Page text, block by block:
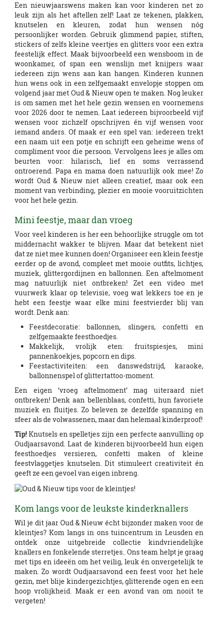
Een nieuwjaarswens maken kan voor kinderen net zo
leuk zijn als het aftellen zelf! Laat ze tekenen, plakken,
knutselen en kleuren, zodat hun wensen nóg
persoonlijker worden. Gebruik glimmend papier, stiften,
stickers of zelfs kleine veertjes en glitters voor een extra
feestelijk effect. Maak bijvoorbeeld een wensboom in de
woonkamer, of span een wenslijn met knijpers waar
iedereen zijn wens aan kan hangen. Kinderen kunnen
hun wens ook in een zelfgemaakt envelopje stoppen om
volgend jaar met Oud & Nieuw open te maken. Nog leuker
is om samen met het hele gezin wensen en voornemens
voor 2026 door te nemen. Laat iedereen bijvoorbeeld vijf
wensen voor zichzelf opschrijven én vijf wensen voor
iemand anders. Of maak er een spel van: iedereen trekt
een naam uit een potje en schrijft een geheime wens of
compliment voor die persoon. Vervolgens lees je alles om
beurten voor: hilarisch, lief en soms verrassend
ontroerend. Papa en mama doen natuurlijk ook mee! Zo
wordt Oud & Nieuw niet alleen creatief, maar ook een
moment van verbinding, plezier en mooie vooruitzichten
voor het hele gezin.
Mini feestje, maar dan vroeg
Voor veel kinderen is her een behoorlijke struggle om tot
middernacht wakker te blijven. Maar dat betekent niet
dat ze niet mee kunnen doen! Organiseer een klein feestje
eerder op de avond, compleet met mooie outfits, lichtjes,
muziek, glittergordijnen en ballonnen. Een aftelmoment
mag natuurlijk niet ontbreken! Zet een video met
vuurwerk klaar op televisie, voeg wat lekkers toe en je
hebt een feestje waar elke mini feestvierder blij van
wordt. Denk aan:
Feestdecoratie: ballonnen, slingers, confetti en
zelfgemaakte feesthoedjes.
Makkelijk, vrolijk eten: fruitspiesjes, mini
pannenkoekjes, popcorn en dips.
Feestactiviteiten: een danswedstrijd, karaoke,
ballonnenspel of glittertattoo-moment.
Een eigen ‘vroeg aftelmoment’ mag uiteraard niet
ontbreken! Denk aan bellenblaas, confetti, hun favoriete
muziek en fluitjes. Zo beleven ze dezelfde spanning en
sfeer als de volwassenen, maar dan helemaal kinderproof!
Tip! Knutsels en spelletjes zijn een perfecte aanvulling op
Oudjaarsavond. Laat de kinderen bijvoorbeeld hun eigen
feesthoedjes versieren, confetti maken of kleine
feestvlaggetjes knutselen. Dit stimuleert creativiteit én
geeft ze een gevoel van eigen inbreng.
Kom langs voor de leukste kinderknallers
Wil je dit jaar Oud & Nieuw écht bijzonder maken voor de
kleintjes? Kom langs in ons tuincentrum in Leusden en
ontdek onze uitgebreide collectie kindvriendelijke
knallers en fonkelende sterretjes.. Ons team helpt je graag
met tips en ideeën om het veilig, leuk én onvergetelijk te
maken. Zo wordt Oudjaarsavond een feest voor het hele
gezin, met blije kindergezichtjes, glitterende ogen en een
hoop vrolijkheid. Maak er een avond van om nooit te
vergeten!